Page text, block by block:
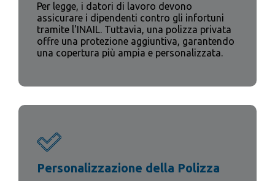
Per legge, i datori di lavoro devono
assicurare i dipendenti contro gli infortuni
tramite l'INAIL. Tuttavia, una polizza privata
offre una protezione aggiuntiva, garantendo
una copertura più ampia e personalizzata.
Personalizzazione della Polizza